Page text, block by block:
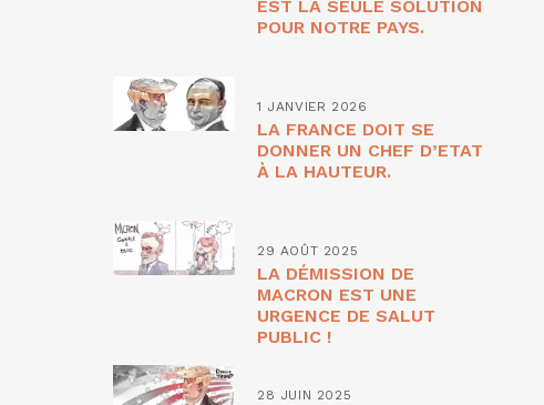
EST LA SEULE SOLUTION
POUR NOTRE PAYS.
1 JANVIER 2026
LA FRANCE DOIT SE
DONNER UN CHEF D’ETAT
À LA HAUTEUR.
29 AOÛT 2025
LA DÉMISSION DE
MACRON EST UNE
URGENCE DE SALUT
PUBLIC !
28 JUIN 2025